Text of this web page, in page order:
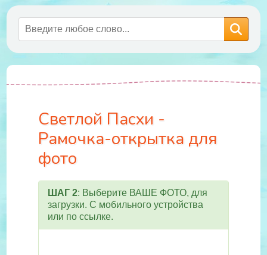
Светлой Пасхи -
Рамочка-открытка для
фото
ШАГ 2: Выберите ВАШЕ ФОТО, для
загрузки. С мобильного устройства
или по ссылке.